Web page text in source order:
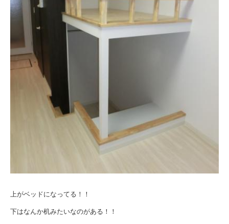
上がベッドになってる！！
下はなんか机みたいなのがある！！